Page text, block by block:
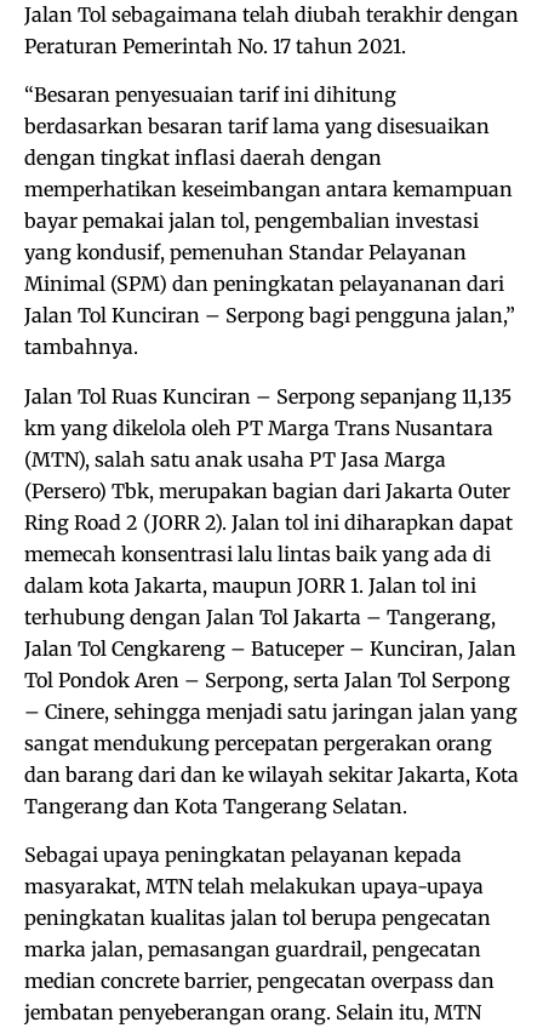
Jalan Tol sebagaimana telah diubah terakhir dengan
Peraturan Pemerintah No. 17 tahun 2021.
“Besaran penyesuaian tarif ini dihitung
berdasarkan besaran tarif lama yang disesuaikan
dengan tingkat inflasi daerah dengan
memperhatikan keseimbangan antara kemampuan
bayar pemakai jalan tol, pengembalian investasi
yang kondusif, pemenuhan Standar Pelayanan
Minimal (SPM) dan peningkatan pelayananan dari
Jalan Tol Kunciran – Serpong bagi pengguna jalan,”
tambahnya.
Jalan Tol Ruas Kunciran – Serpong sepanjang 11,135
km yang dikelola oleh PT Marga Trans Nusantara
(MTN), salah satu anak usaha PT Jasa Marga
(Persero) Tbk, merupakan bagian dari Jakarta Outer
Ring Road 2 (JORR 2). Jalan tol ini diharapkan dapat
memecah konsentrasi lalu lintas baik yang ada di
dalam kota Jakarta, maupun JORR 1. Jalan tol ini
terhubung dengan Jalan Tol Jakarta – Tangerang,
Jalan Tol Cengkareng – Batuceper – Kunciran, Jalan
Tol Pondok Aren – Serpong, serta Jalan Tol Serpong
– Cinere, sehingga menjadi satu jaringan jalan yang
sangat mendukung percepatan pergerakan orang
dan barang dari dan ke wilayah sekitar Jakarta, Kota
Tangerang dan Kota Tangerang Selatan.
Sebagai upaya peningkatan pelayanan kepada
masyarakat, MTN telah melakukan upaya-upaya
peningkatan kualitas jalan tol berupa pengecatan
marka jalan, pemasangan guardrail, pengecatan
median concrete barrier, pengecatan overpass dan
jembatan penyeberangan orang. Selain itu, MTN